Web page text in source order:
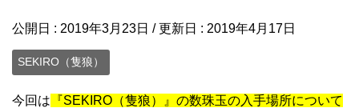
公開日 : 2019年3月23日 / 更新日 : 2019年4月17日
SEKIRO（隻狼）
今回は 『SEKIRO（隻狼）』の数珠玉の入手場所について